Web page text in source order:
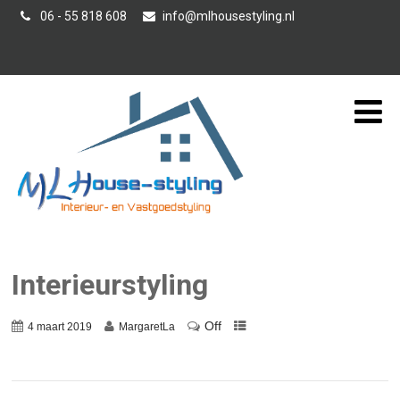
06 - 55 818 608 info@mlhousestyling.nl
Interieurstyling
4 maart 2019 MargaretLa Off